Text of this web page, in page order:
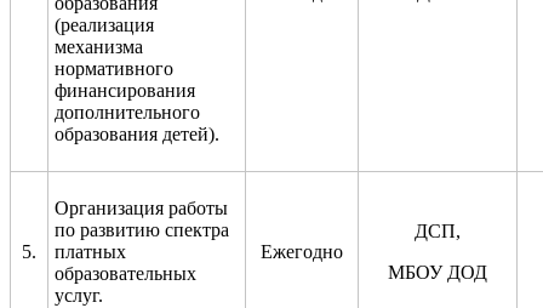
(реализация
механизма
нормативного
финансирования
дополнительного
образования детей).
5.
Организация работы
по развитию спектра
платных
образовательных
услуг.
Ежегодно
ДСП,
МБОУ ДОД